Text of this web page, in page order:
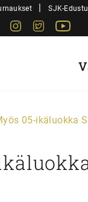
| SJK-
FacebookInstagram
Twitter
05-ikäluokka